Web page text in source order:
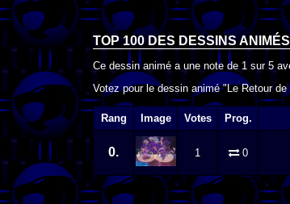
TOP 100 DES DESSINS ANIMÉS
Ce dessin animé a une note de 1 sur 5
Votez pour le dessin animé "Le Retour
Rang Image Votes Prog.
0. 1 0